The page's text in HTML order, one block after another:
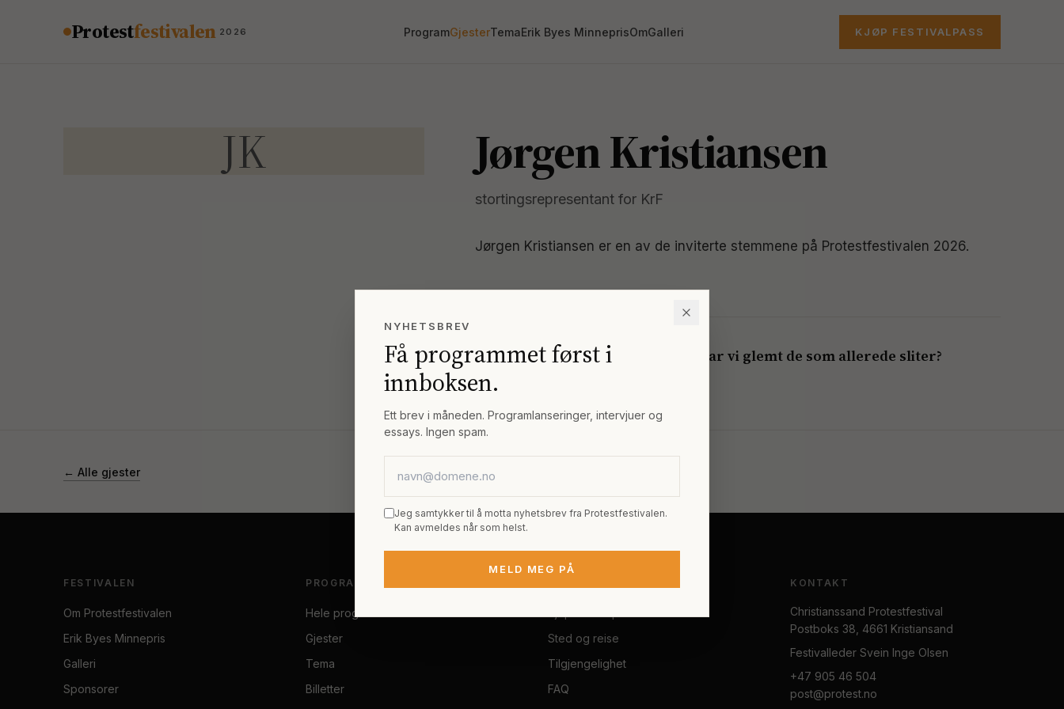
Protestfestivalen 2026 ProgramGjesterTemaErik Byes MinneprisOmGalleri KJØP FESTIVALPASS
JK Jørgen Kristiansen
stortingsrepresentant for KrF
Jørgen Kristiansen er en av de inviterte stemmene på Protestfestivalen 2026.
Arbeidslinja – hjelp eller tvang? Har vi glemt de som allerede sliter?
← Alle gjester
FESTIVALEN
Om Protestfestivalen
Erik Byes Minnepris
Galleri
Sponsorer
PROGRAM
Hele programmet
Gjester
Tema
Billetter
Sted og reise
Tilgjengelighet
FAQ
KONTAKT
Christianssand Protestfestival
Postboks 38, 4661 Kristiansand
Festivalleder Svein Inge Olsen
+47 905 46 504
post@protest.no
NYHETSBREV
Få programmet først i
innboksen.
Ett brev i måneden. Programlanseringer, intervjuer og
essays. Ingen spam.
Jeg samtykker til å motta nyhetsbrev fra Protestfestivalen.
Kan avmeldes når som helst.
MELD MEG PÅ